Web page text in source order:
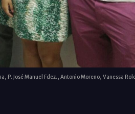
P. José Manuel Fdez., Antonio Moreno, Vanessa